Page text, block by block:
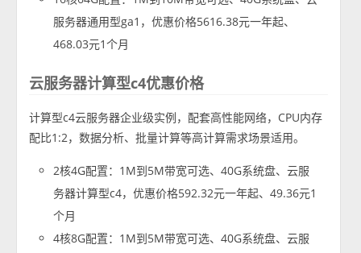
服务器通用型ga1，优惠价格5616.38元一年起、
468.03元1个月
云服务器计算型c4优惠价格
计算型c4云服务器企业级实例，配套高性能网络，CPU内存
配比1:2，数据分析、批量计算等高计算需求场景适用。
2核4G配置：1M到5M带宽可选、40G系统盘、云服
务器计算型c4，优惠价格592.32元一年起、49.36元1
个月
4核8G配置：1M到5M带宽可选、40G系统盘、云服